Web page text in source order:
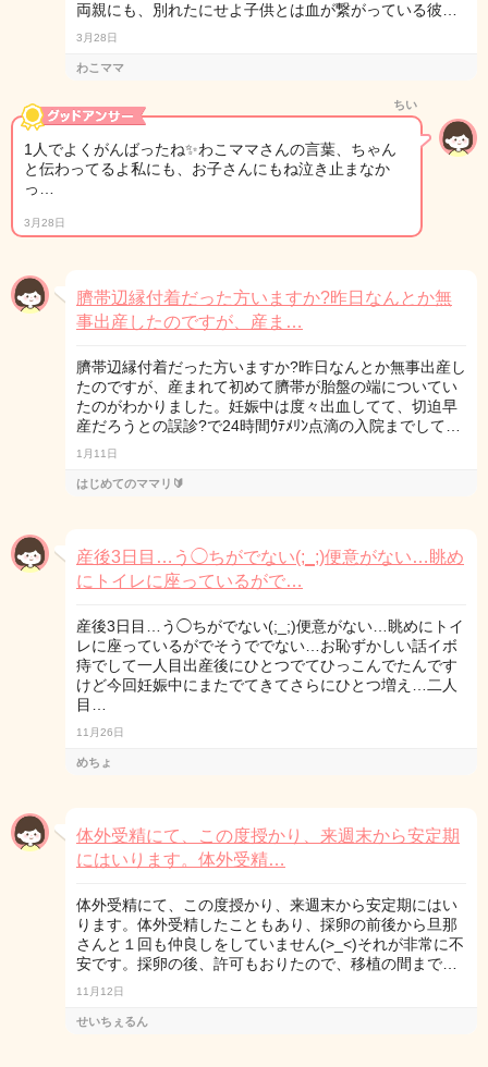
両親にも、別れたにせよ子供とは血が繋がっている彼…
3月28日
わこママ
ちい
1人でよくがんばったね✨わこママさんの言葉、ちゃん
と伝わってるよ私にも、お子さんにもね泣き止まなか
っ…
3月28日
臍帯辺縁付着だった方いますか?昨日なんとか無
事出産したのですが、産ま…
臍帯辺縁付着だった方いますか?昨日なんとか無事出産し
たのですが、産まれて初めて臍帯が胎盤の端についてい
たのがわかりました。妊娠中は度々出血してて、切迫早
産だろうとの誤診?で24時間ｳﾃﾒﾘﾝ点滴の入院までして…
1月11日
はじめてのママリ🔰
産後3日目…う◯ちがでない(;_;)便意がない…眺め
にトイレに座っているがで…
産後3日目…う◯ちがでない(;_;)便意がない…眺めにトイ
レに座っているがでそうででない…お恥ずかしい話イボ
痔でして一人目出産後にひとつでてひっこんでたんです
けど今回妊娠中にまたでてきてさらにひとつ増え…二人
目…
11月26日
めちょ
体外受精にて、この度授かり、来週末から安定期
にはいります。体外受精…
体外受精にて、この度授かり、来週末から安定期にはい
ります。体外受精したこともあり、採卵の前後から旦那
さんと１回も仲良しをしていません(>_<)それが非常に不
安です。採卵の後、許可もおりたので、移植の間まで…
11月12日
せいちぇるん